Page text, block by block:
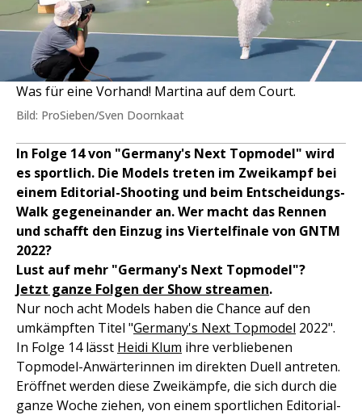
Was für eine Vorhand! Martina auf dem Court.
Bild: ProSieben/Sven Doornkaat
In Folge 14 von "Germany's Next Topmodel" wird
es sportlich. Die Models treten im Zweikampf bei
einem Editorial-Shooting und beim Entscheidungs-
Walk gegeneinander an. Wer macht das Rennen
und schafft den Einzug ins Viertelfinale von GNTM
2022?
Lust auf mehr "Germany's Next Topmodel"?
Jetzt ganze Folgen der Show streamen.
Nur noch acht Models haben die Chance auf den
umkämpften Titel "Germany's Next Topmodel 2022".
In Folge 14 lässt Heidi Klum ihre verbliebenen
Topmodel-Anwärterinnen im direkten Duell antreten.
Eröffnet werden diese Zweikämpfe, die sich durch die
ganze Woche ziehen, von einem sportlichen Editorial-